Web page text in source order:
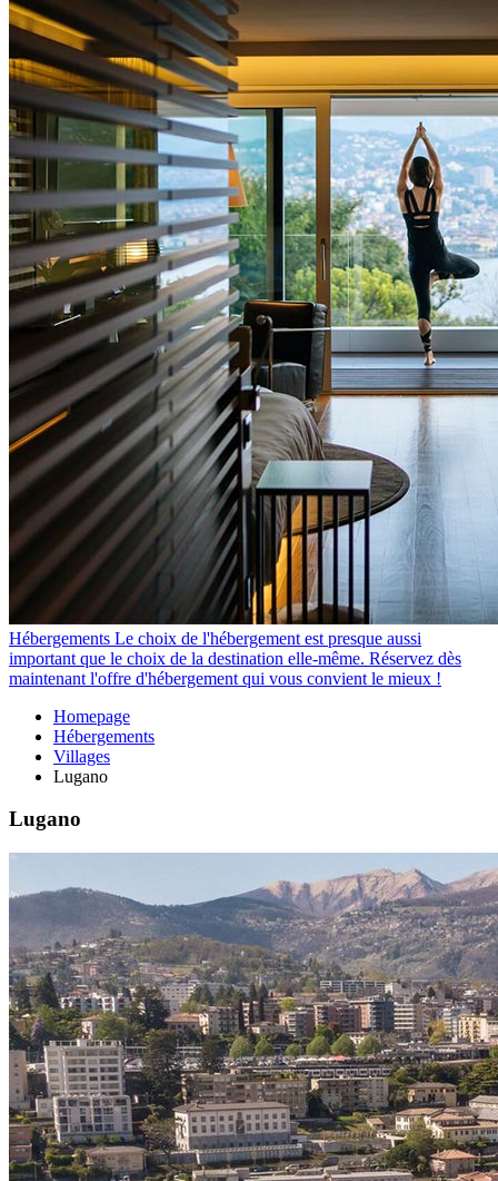
Hébergements Le choix de l'hébergement est presque aussi
important que le choix de la destination elle-même. Réservez dès
maintenant l'offre d'hébergement qui vous convient le mieux !
Homepage
Hébergements
Villages
Lugano
Lugano